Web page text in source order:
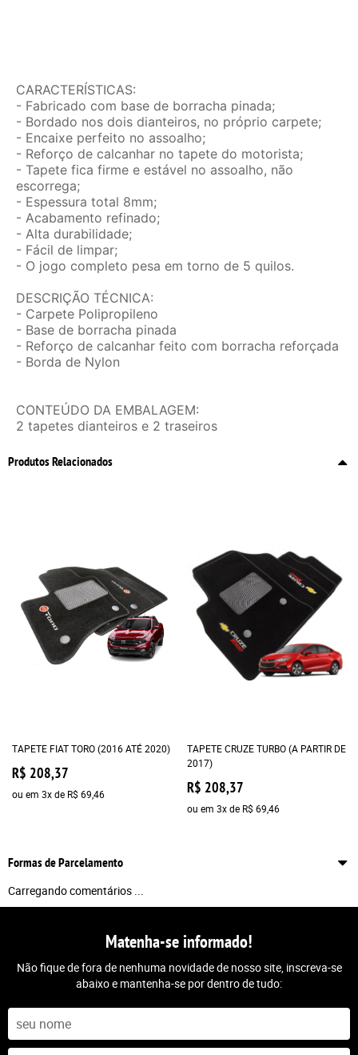
CARACTERÍSTICAS:
- Fabricado com base de borracha pinada;
- Bordado nos dois dianteiros, no próprio carpete;
- Encaixe perfeito no assoalho;
- Reforço de calcanhar no tapete do motorista;
- Tapete fica firme e estável no assoalho, não
escorrega;
- Espessura total 8mm;
- Acabamento refinado;
- Alta durabilidade;
- Fácil de limpar;
- O jogo completo pesa em torno de 5 quilos.
DESCRIÇÃO TÉCNICA:
- Carpete Polipropileno
- Base de borracha pinada
- Reforço de calcanhar feito com borracha reforçada
- Borda de Nylon
CONTEÚDO DA EMBALAGEM:
2 tapetes dianteiros e 2 traseiros
Produtos Relacionados
TAPETE FIAT TORO (2016 ATÉ 2020)
R$ 208,37
ou em 3xde R$ 69,46
TAPETE CRUZE TURBO (A PARTIR DE
2017)
R$ 208,37
ou em 3xde R$ 69,46
Formas de Parcelamento
Carregando comentários ...
Matenha-se informado!
Não fique de fora de nenhuma novidade de nosso site, inscreva-se
abaixo e mantenha-se por dentro de tudo: